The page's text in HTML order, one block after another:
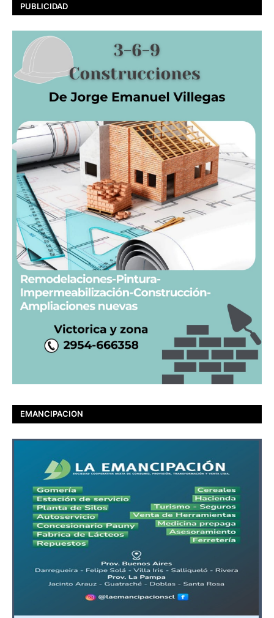
PUBLICIDAD
EMANCIPACION